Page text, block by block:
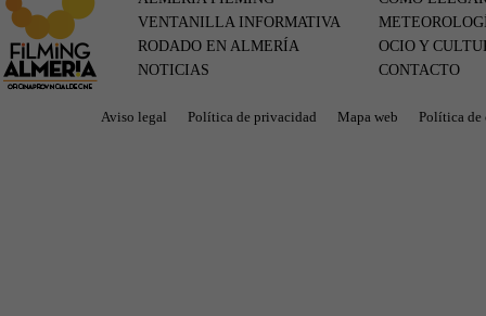
VENTANILLA INFORMATIVA
RODADO EN ALMERÍA
NOTICIAS
OCIO Y
CONTACTO
Aviso legal Política de privacidad Mapa web Política de